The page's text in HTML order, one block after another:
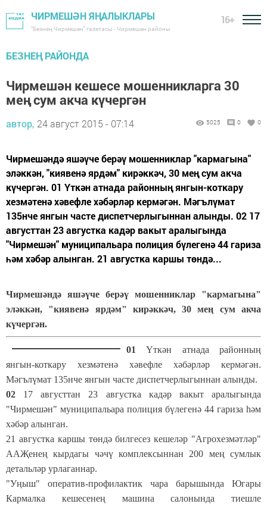
ЧИРМЕШӘН ЯҢАЛЫКЛАРЫ
"Безнең Чирмешән" газетасы - Чирмешән районы
16+
БЕЗНЕҢ РАЙОНДА
Чирмешән кешесе мошенникларга 30
мең сум акча күчергән
автор, 24 август 2015 - 07:14 5025 0 0
Чирмешәндә яшәүче берәү мошенниклар "кармагына"
эләккән, "киявенә ярдәм" кирәккәч, 30 мең сум акча
күчергән. 01 Үткән атнада районның янгын-коткару
хезмәтенә хәвефле хәбәрләр кермәгән. Мәгълүмат
135нче янгын часте диспетчерлыгыннан алынды. 02 17
августтан 23 августка кадәр вакыт аралыгында
"Чирмешән" муниципальара полиция бүлегенә 44 гариза
һәм хәбәр алынган. 21 августка каршы төндә...
Чирмешәндә яшәүче берәү мошенниклар "кармагына"
эләккән, "киявенә ярдәм" кирәккәч, 30 мең сум акча
күчергән.
01
Үткән атнада районның
янгын-коткару хезмәтенә хәвефле хәбәрләр кермәгән.
Мәгълүмат 135нче янгын часте диспетчерлыгыннан алынды.
02 17 августтан 23 августка кадәр вакыт аралыгында
"Чирмешән" муниципальара полиция бүлегенә 44 гариза һәм
хәбәр алынган.
21 августка каршы төндә билгесез кешеләр "Агрохезмәтләр"
ААҖенең кырдагы чәчү комплексыннан 200 мең сумлык
детальләр урлаганнар.
"Уңыш" оператив-профилактик чара барышында Югары
Кармалка кешесенең машина салонында тиешле